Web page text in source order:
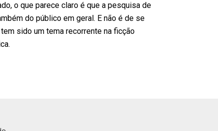
o que parece claro é que a pesquisa de
do público em geral. E não é de se
sido um tema recorrente na ficção